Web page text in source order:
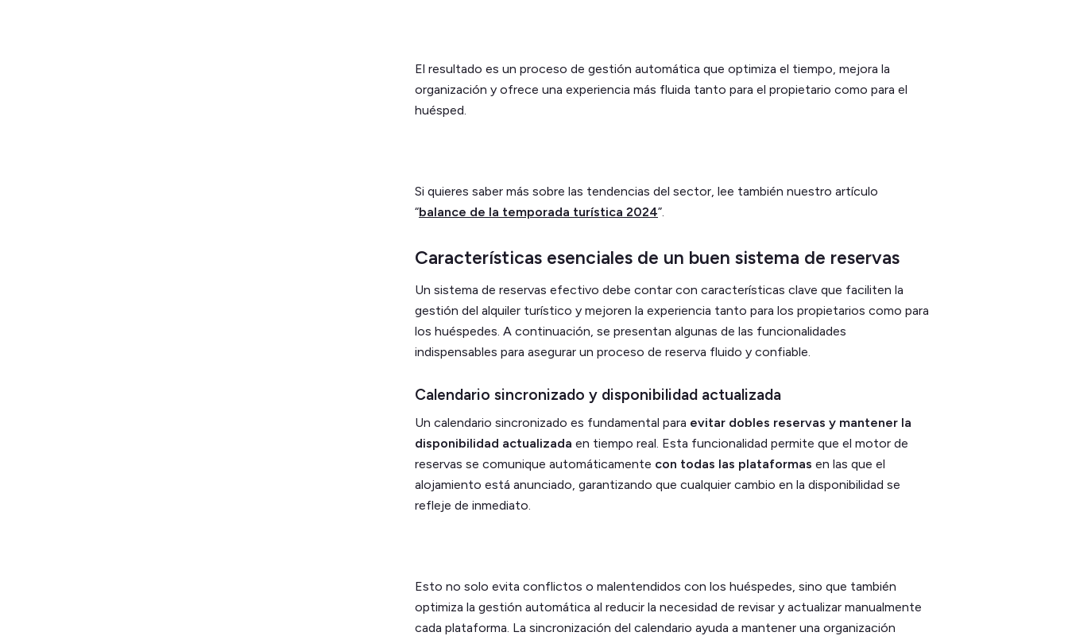
El resultado es un proceso de gestión automática que optimiza el tiempo, mejora la
organización y ofrece una experiencia más fluida tanto para el propietario como para el
huésped.
Si quieres saber más sobre las tendencias del sector, lee también nuestro artículo
“balance de la temporada turística 2024”.
Características esenciales de un buen sistema de reservas
Un sistema de reservas efectivo debe contar con características clave que faciliten la
gestión del alquiler turístico y mejoren la experiencia tanto para los propietarios como para
los huéspedes. A continuación, se presentan algunas de las funcionalidades
indispensables para asegurar un proceso de reserva fluido y confiable.
Calendario sincronizado y disponibilidad actualizada
Un calendario sincronizado es fundamental para evitar dobles reservas y mantener la
disponibilidad actualizada en tiempo real. Esta funcionalidad permite que el motor de
reservas se comunique automáticamente con todas las plataformas en las que el
alojamiento está anunciado, garantizando que cualquier cambio en la disponibilidad se
refleje de inmediato.
Esto no solo evita conflictos o malentendidos con los huéspedes, sino que también
optimiza la gestión automática al reducir la necesidad de revisar y actualizar manualmente
cada plataforma. La sincronización del calendario ayuda a mantener una organización